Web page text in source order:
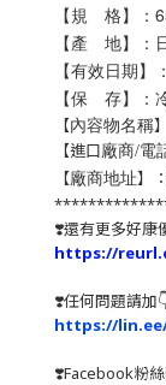
【規 格】：
【產 地】：
【有效日期】
【保 存】：
【內容物名稱
【進口廠商/電
【廠商地址】
❣️還有更多好康
https://
❣️任何問題請加
https://lin.ee/
❣️Facebook粉